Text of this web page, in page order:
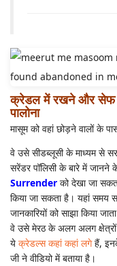
क्रेडल में रखने और सेफ
पालोना
मासूम को वहां छोड़ने वालों के
वे उसे सीडब्लूसी के माध्यम से
सरेंडर पॉलिसी के बारे में जानने
Surrender को देखा जा
किया जा सकता है। यहां समय
जानकारियों को साझा किया
वे उसे मेरठ के अलग अलग
ये क्रेडल्स कहां कहां लगेहैं,
जी ने वीडियो में बताया है।